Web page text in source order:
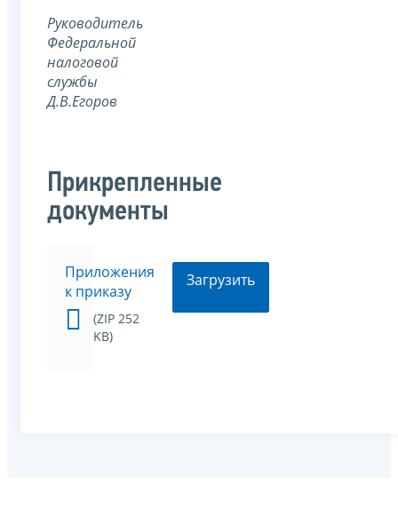
Руководитель
Федеральной
налоговой
службы
Д.В.Егоров
Прикрепленные
документы
Приложения
к приказу
(ZIP 252
KB)
Загрузить